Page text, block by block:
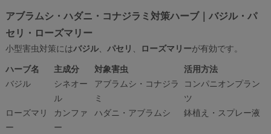
アブラムシ・ハダニ・コナジラミ対策ハーブ｜バジル・パ
セリ・ローズマリー
小型害虫対策にはバジル、 パセリ ローズマリーが有効です。
ハーブ名
主成分 対象害虫
活用方法
バジル
シネオー
ル
アブラムシ・コナジラ
ミ
コンパニオンプラン
ツ
ローズマリ
ー
カンファ
ー
ハダニ・アブラムシ 鉢植え・スプレー液